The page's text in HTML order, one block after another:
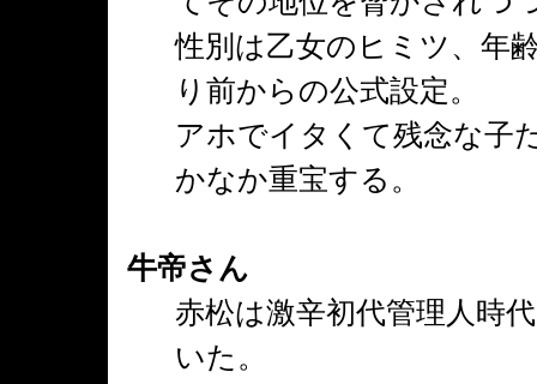
性別は乙女のヒミツ、年
り前からの公式設定。
アホでイタくて残念な子
かなか重宝する。
牛帝さん
赤松は激辛初代管理人時
いた。